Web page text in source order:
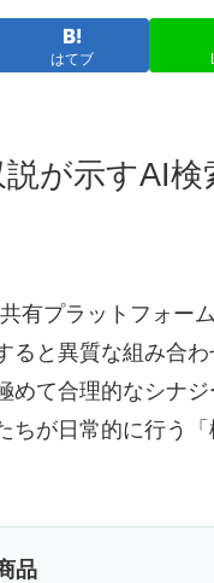
はてブ
が示すAI
有プラットフォー
ると異質な組み合
めて合理的なシナ
ちが日常的に行う
品